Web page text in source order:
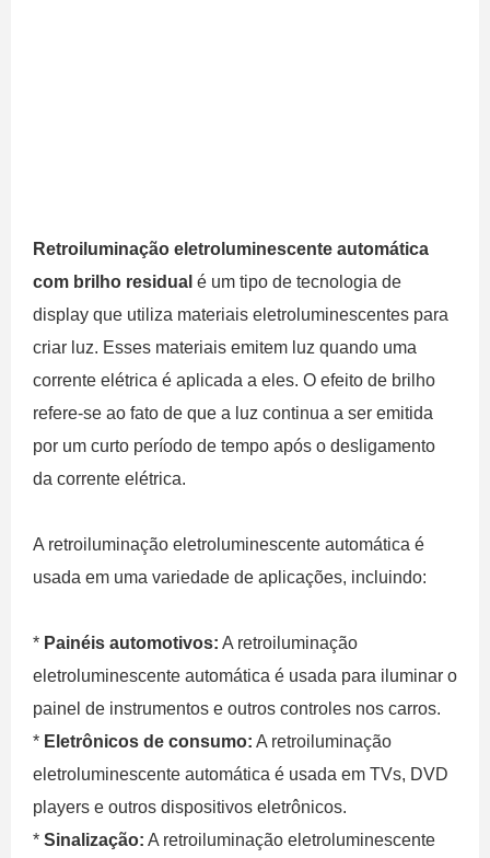
Retroiluminação eletroluminescente automática
com brilho residual é um tipo de tecnologia de
display que utiliza materiais eletroluminescentes para
criar luz. Esses materiais emitem luz quando uma
corrente elétrica é aplicada a eles. O efeito de brilho
refere-se ao fato de que a luz continua a ser emitida
por um curto período de tempo após o desligamento
da corrente elétrica.
A retroiluminação eletroluminescente automática é
usada em uma variedade de aplicações, incluindo:
* Painéis automotivos: A retroiluminação
eletroluminescente automática é usada para iluminar o
painel de instrumentos e outros controles nos carros.
* Eletrônicos de consumo: A retroiluminação
eletroluminescente automática é usada em TVs, DVD
players e outros dispositivos eletrônicos.
* Sinalização: A retroiluminação eletroluminescente